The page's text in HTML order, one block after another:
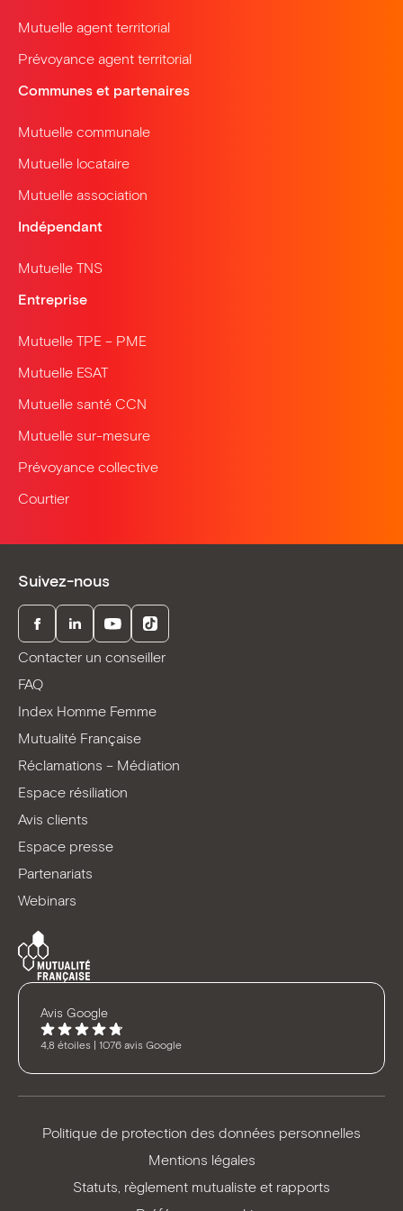
Mutuelle agent territorial
Prévoyance agent territorial
Communes et partenaires
Mutuelle communale
Mutuelle locataire
Mutuelle association
Indépendant
Mutuelle TNS
Entreprise
Mutuelle TPE – PME
Mutuelle ESAT
Mutuelle santé CCN
Mutuelle sur-mesure
Prévoyance collective
Courtier
Suivez-nous
FacebookLinkedInYoutubeTikTok
Contacter un conseiller
FAQ
Index Homme Femme
Mutualité Française
Réclamations – Médiation
Espace résiliation
Avis clients
Espace presse
Partenariats
Webinars
Avis Google
4,8 étoiles | 1076 avis Google
Politique de protection des données personnelles
Mentions légales
Statuts, règlement mutualiste et rapports